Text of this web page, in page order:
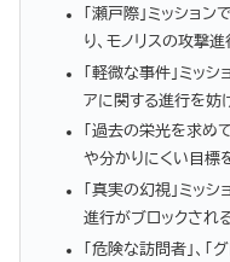
「瀬戸際」ミッショ
り、モノリスの攻撃
「軽微な事件」ミッ
アに関する進行を妨
「過去の栄光を求め
や分かりにくい目標
「真実の幻視」ミッ
進行がブロックされ
「危険な訪問者」、「